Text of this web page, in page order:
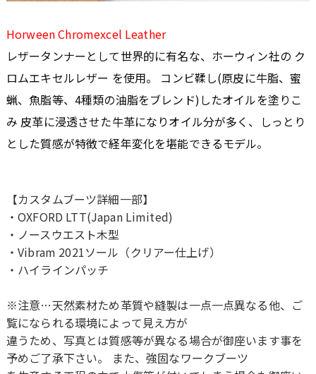
Horween Chromexcel Leather
レザータンナーとして世界的に有名な、ホーウィン社の ク
ロムエキセルレザー を使用。 コンビ鞣し(原皮に牛脂、蜜
蝋、魚脂等、4種類の油脂をブレンド)したオイルを塗りこ
み 皮革に浸透させた牛革になりオイル分が多く、しっとり
とした質感が特徴で経年変化を堪能できるモデル。
【カスタムブーツ詳細一部】
・OXFORD LTT(Japan Limited)
・ノースウエスト木型
・Vibram 2021ソール（クリアー仕上げ）
・ハイラインパッチ
※注意…天然素材ため革質や縫製は一点一点異なる他、ご
覧になられる環境によって見え方が
違うため、写真とは質感等が異なる場合が御座います事を
予めご了承下さい。 また、強固なワークブーツ